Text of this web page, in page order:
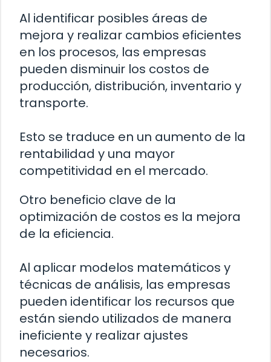
Al identificar posibles áreas de
mejora y realizar cambios eficientes
en los procesos, las empresas
pueden disminuir los costos de
producción, distribución, inventario y
transporte.
Esto se traduce en un aumento de la
rentabilidad y una mayor
competitividad en el mercado.
Otro beneficio clave de la
optimización de costos es la mejora
de la eficiencia.
Al aplicar modelos matemáticos y
técnicas de análisis, las empresas
pueden identificar los recursos que
están siendo utilizados de manera
ineficiente y realizar ajustes
necesarios.